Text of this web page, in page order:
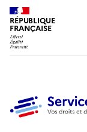
RÉPUBLIQUE
FRANÇAISE